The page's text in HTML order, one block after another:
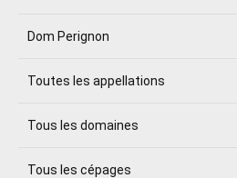
Dom Perignon
Toutes les appellations
Tous les domaines
Tous les cépages